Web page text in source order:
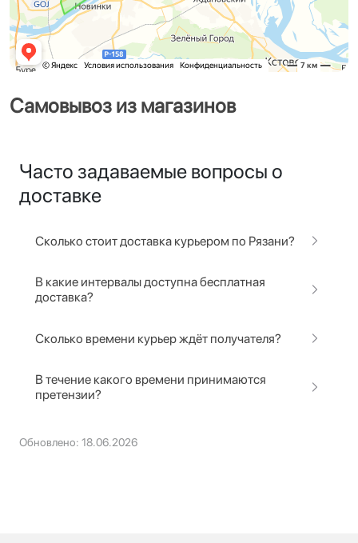
Самовывоз из магазинов
Часто задаваемые вопросы о
доставке
Сколько стоит доставка курьером по Рязани?
В какие интервалы доступна бесплатная
доставка?
Сколько времени курьер ждёт получателя?
В течение какого времени принимаются
претензии?
Обновлено: 18.06.2026